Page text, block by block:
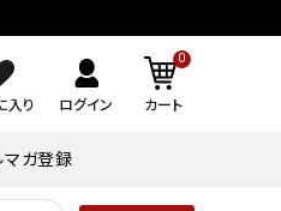
入り ログイン
0
カート
マガ登録